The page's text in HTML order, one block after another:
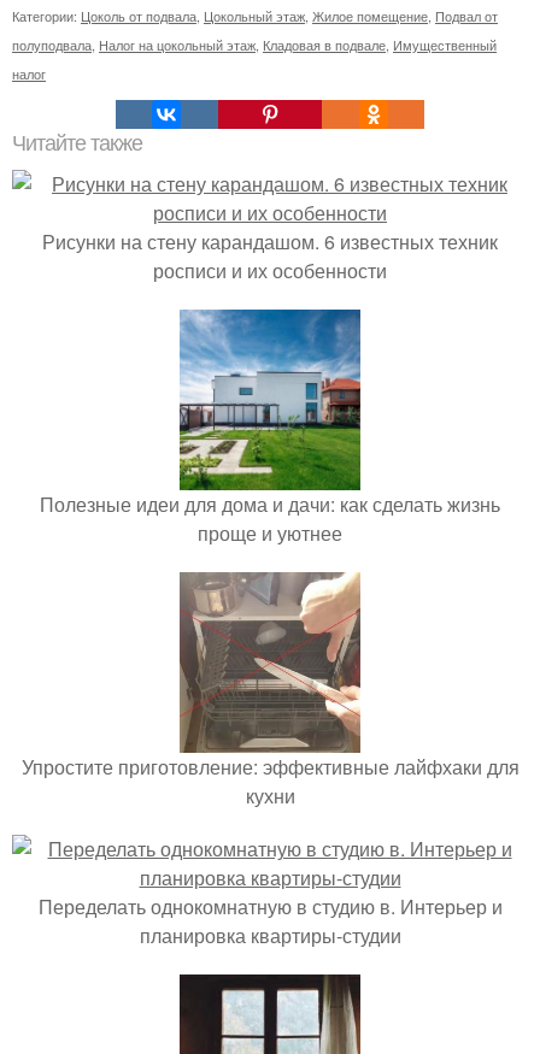
Категории: Цоколь от подвала Цокольный этаж Жилое помещение Подвал от
полуподвала Налог на цокольный этаж Кладовая в подвале Имущественный
налог
Читайте также
Рисунки на стену карандашом. 6 известных техник
росписи и их особенности
Полезные идеи для дома и дачи: как сделать жизнь
проще и уютнее
Упростите приготовление: эффективные лайфхаки для
кухни
Переделать однокомнатную в студию в. Интерьер и
планировка квартиры-студии